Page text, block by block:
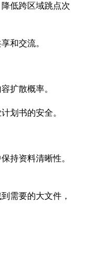
低跨区域跳点次
和交流。
扩散概率。
划书的安全。
持资料清晰性。
需要的大文件，